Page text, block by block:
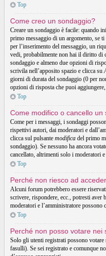
Top
Come creo un sondaggio?
Creare un sondaggio è facile: quando
primo messaggio di un argomento, se
per l’inserimento del messaggio, un
vedi, probabilmente non hai il diritto di
sondaggio e almeno due opzioni di
scrivila nell’apposito spazio e clicca su
giorni di durata del sondaggio (0 per
opzioni di risposta che puoi
Top
Come modifico o cancello un
Come per i messaggi, i sondaggi
rispettivi autori, dai moderatori e
clicca sul pulsante modifica del primo
sondaggio). Se nessuno ha ancora
cancellato, altrimenti solo i moderatori
Top
Perché non riesco ad
Alcuni forum potrebbero essere
scrivere, rispondere, ecc., potresti
moderatori e l’amministratore possono
Top
Perché non posso votare nei
Solo gli utenti registrati possono
fasulli). Se sei registrato e comunque